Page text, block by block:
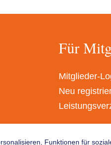
Für
Mitglieder-
Neu
Funktionen für